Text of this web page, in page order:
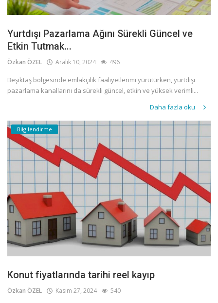
Yurtdışı Pazarlama Ağını Sürekli Güncel ve
Etkin Tutmak...
Özkan ÖZEL Aralık 10, 2024 496
Beşiktaş bölgesinde emlakçılık faaliyetlerimi yürütürken, yurtdışı
pazarlama kanallarını da sürekli güncel, etkin ve yüksek verimli...
Daha fazla oku
Bilgilendirme
Konut fiyatlarında tarihi reel kayıp
Özkan ÖZEL Kasım 27, 2024 540